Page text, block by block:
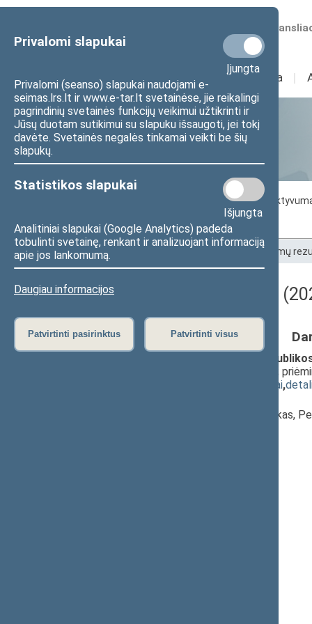
Privalomi slapukai
Įjungta
Privalomi (seanso) slapukai naudojami e-
seimas.lrs.lt ir www.e-tar.lt svetainėse, jie reikalingi
pagrindinių svetainės funkcijų veikimui užtikrinti ir
Jūsų duotam sutikimui su slapuku išsaugoti, jei tokį
davėte. Svetainės negalės tinkamai veikti be šių
slapukų.
Statistikos slapukai
Išjungta
Analitiniai slapukai (Google Analytics) padeda
tobulinti svetainę, renkant ir analizuojant informaciją
apie jos lankomumą.
Daugiau informacijos
Patvirtinti pasirinktus Patvirtinti visus
Numatomos
Sudėtis Veikla I
Statistika
Seimo narių
Seimo narių balsavimų rezultatai
Pradžia Seimo narių balsavimų
Darbotvarkės klausimas
Seimo nutarimo "Dėl Lietuvos
;
susiję dokumentai,
, Komisijos pirmininkas,